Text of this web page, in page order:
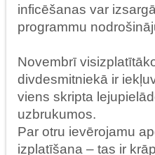
inficēšanas var
programmu
Novembrī
divdesmitniekā ir
viens skripta
uzbrukumos.
Par otru ievērojamu
izplatīšana – tas ir